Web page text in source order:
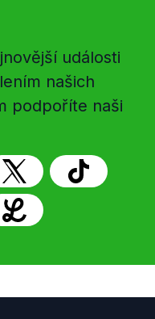
události
našich
podpoříte naši